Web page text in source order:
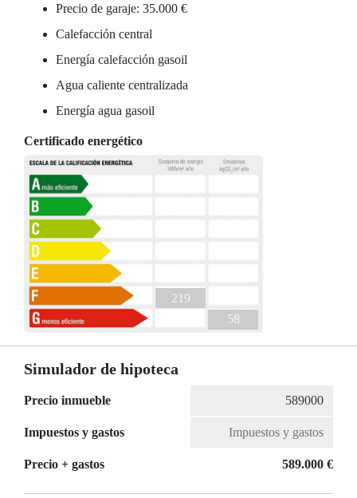
Precio de garaje: 35.000 €
Calefacción central
Energía calefacción gasoil
Agua caliente centralizada
Energía agua gasoil
Certificado energético
219
58
Simulador de hipoteca
Precio inmueble
Impuestos y gastos
Precio + gastos 589.000 €